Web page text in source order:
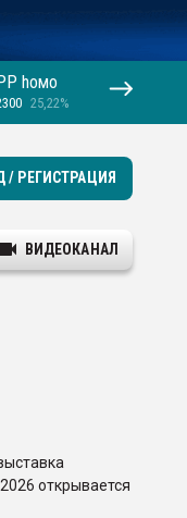
hомо
25,22%
/ РЕГИСТРАЦИЯ
ВИДЕОКАНАЛ
открывается